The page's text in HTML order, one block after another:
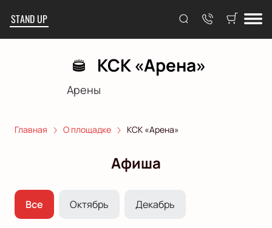
STAND UP
КСК «Арена»
Арены
Главная О площадке КСК «Арена»
Афиша
Все Октябрь Декабрь